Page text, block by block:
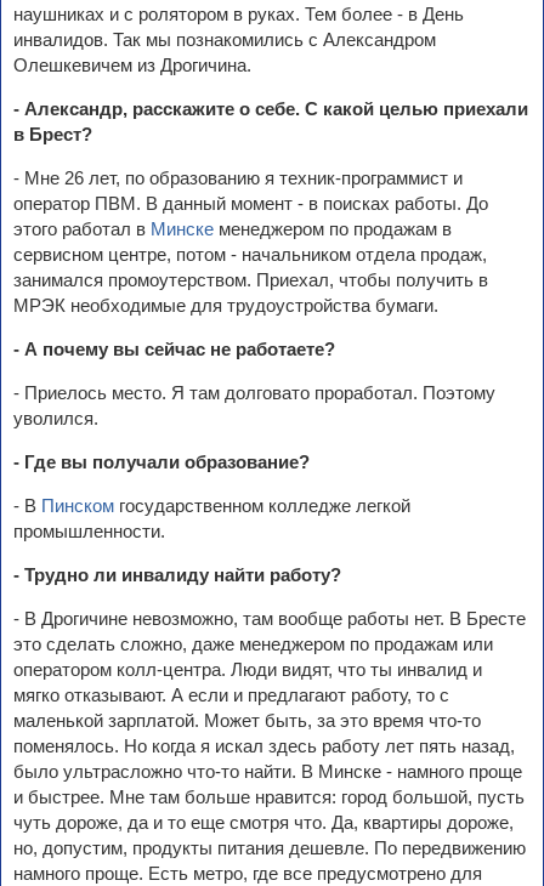
наушниках и с ролятором в руках. Тем более - в День
инвалидов. Так мы познакомились с Александром
Олешкевичем из Дрогичина.
- Александр, расскажите о себе. С какой целью приехали
в Брест?
- Мне 26 лет, по образованию я техник-программист и
оператор ПВМ. В данный момент - в поисках работы. До
этого работал в Минске менеджером по продажам в
сервисном центре, потом - начальником отдела продаж,
занимался промоутерством. Приехал, чтобы получить в
МРЭК необходимые для трудоустройства бумаги.
- А почему вы сейчас не работаете?
- Приелось место. Я там долговато проработал. Поэтому
уволился.
- Где вы получали образование?
- В Пинском государственном колледже легкой
промышленности.
- Трудно ли инвалиду найти работу?
- В Дрогичине невозможно, там вообще работы нет. В Бресте
это сделать сложно, даже менеджером по продажам или
оператором колл-центра. Люди видят, что ты инвалид и
мягко отказывают. А если и предлагают работу, то с
маленькой зарплатой. Может быть, за это время что-то
поменялось. Но когда я искал здесь работу лет пять назад,
было ультрасложно что-то найти. В Минске - намного проще
и быстрее. Мне там больше нравится: город большой, пусть
чуть дороже, да и то еще смотря что. Да, квартиры дороже,
но, допустим, продукты питания дешевле. По передвижению
намного проще. Есть метро, где все предусмотрено для